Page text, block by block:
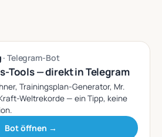
· Telegram-Bot
Tools — direkt in Telegram
Trainingsplan-Generator, Mr.
Weltrekorde — ein Tipp, keine
Bot öffnen →